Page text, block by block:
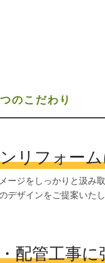
のこだわり
リフォー
ージをしっかりと汲み
デザインをご提案いたし
配管工事に